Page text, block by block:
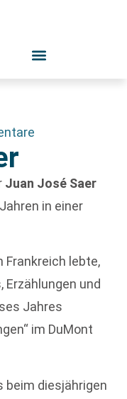
Juan José Saer
in einer
Frankreich lebte,
Erzählungen und
Jahres
im DuMont
diesjährigen